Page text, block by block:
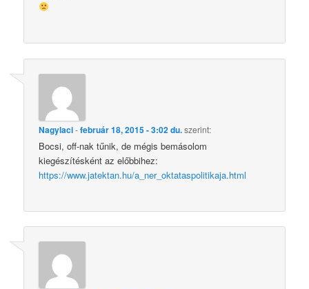
Nagylaci-február 18, 2015 - 3:02 du.szerint:
Bocsi, off-nak tűnik, de mégis bemásolom
kiegészítésként az előbbihez:
https://www.jatektan.hu/a_ner_oktataspolitikaja.html